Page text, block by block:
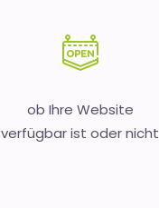
ob Ihre Website
verfügbar ist oder nicht